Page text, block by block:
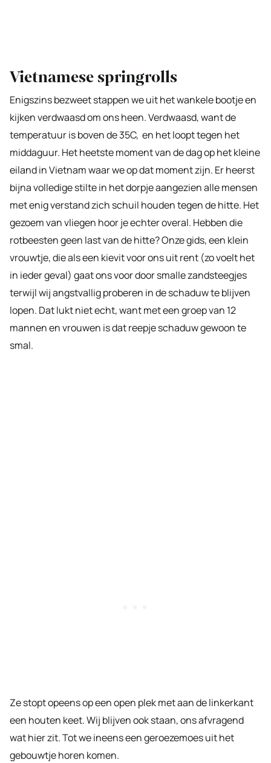
Vietnamese springrolls
Enigszins bezweet stappen we uit het wankele bootje en
kijken verdwaasd om ons heen. Verdwaasd, want de
temperatuur is boven de 35C, en het loopt tegen het
middaguur. Het heetste moment van de dag op het kleine
eiland in Vietnam waar we op dat moment zijn. Er heerst
bijna volledige stilte in het dorpje aangezien alle mensen
met enig verstand zich schuil houden tegen de hitte. Het
gezoem van vliegen hoor je echter overal. Hebben die
rotbeesten geen last van de hitte? Onze gids, een klein
vrouwtje, die als een kievit voor ons uit rent (zo voelt het
in ieder geval) gaat ons voor door smalle zandsteegjes
terwijl wij angstvallig proberen in de schaduw te blijven
lopen. Dat lukt niet echt, want met een groep van 12
mannen en vrouwen is dat reepje schaduw gewoon te
smal.
Ze stopt opeens op een open plek met aan de linkerkant
een houten keet. Wij blijven ook staan, ons afvragend
wat hier zit. Tot we ineens een geroezemoes uit het
gebouwtje horen komen.